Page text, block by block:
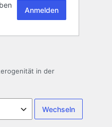
in der